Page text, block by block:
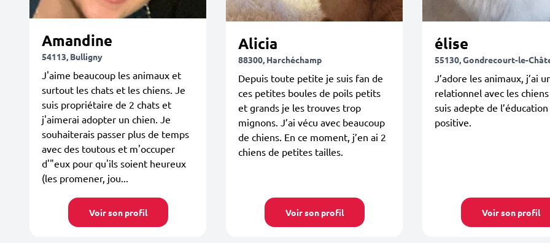
Amandine
54113, Bulligny
J'aime beaucoup les animaux et
surtout les chats et les chiens. Je
suis propriétaire de 2 chats et
j'aimerai adopter un chien. Je
souhaiterais passer plus de temps
avec des toutous et m'occuper
d'"eux pour qu'ils soient heureux
(les promener, jou...
Voir son profil
Alicia
88300, Harchéchamp
Depuis toute petite je suis fan de
ces petites boules de poils petits
et grands je les trouves trop
mignons. J’ai vécu avec beaucoup
de chiens. En ce moment, j’en ai 2
chiens de petites tailles.
Voir son profil
élise
55130, Gondrecourt-le-
J’adore les animaux, j’ai
relationnel avec les
suis adepte de l’éducation
positive.
Voir son profil